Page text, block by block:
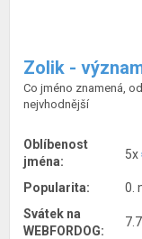
Zolik -
Co jméno znamená,
nejvhodnější
Oblíbenost
jména:
5x
Popularita:
0.
Svátek na
WEBFORDOG:
7.7.